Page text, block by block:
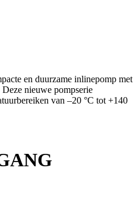
en duurzame inlinepomp met
nieuwe pompserie
van –20 °C tot +140